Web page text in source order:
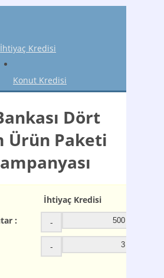
İhtiyaç Kredisi
Konut Kredisi
Dört
Ürün Paketi
İhtiyaç Kredisi
:
-
-